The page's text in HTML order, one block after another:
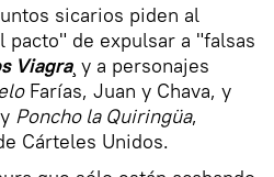
sicarios piden al
de expulsar a "falsas
Viagra¸ y a personajes
Farías, Juan y Chava, y
Poncho la Quiringüa,
Cárteles Unidos.